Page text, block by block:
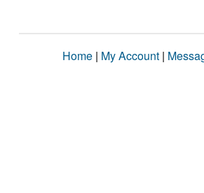
Home | My Account |